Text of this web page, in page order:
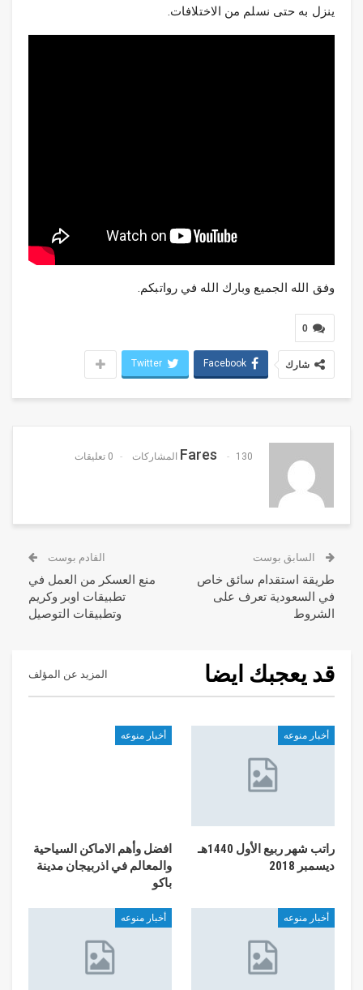
ينزل به حتى نسلم من الاختلافات.
وفق الله الجميع وبارك الله في رواتبكم.
0
شارك Facebook
Twitter
Fares 130 المشاركات 0 تعليقات
السابق بوست
طريقة استقدام سائق خاص
في السعودية تعرف على
الشروط
القادم بوست
منع العسكر من العمل في
تطبيقات اوبر وكريم
وتطبيقات التوصيل
قد يعجبك ايضا المزيد عن المؤلف
أخبار منوعه
راتب شهر ربيع الأول 1440هـ
ديسمبر 2018
أخبار منوعه
افضل وأهم الاماكن السياحية
والمعالم في اذربيجان مدينة
باكو
أخبار منوعه أخبار منوعه